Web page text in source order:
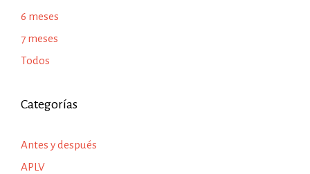
6 meses
7 meses
Todos
Categorías
Antes y después
APLV